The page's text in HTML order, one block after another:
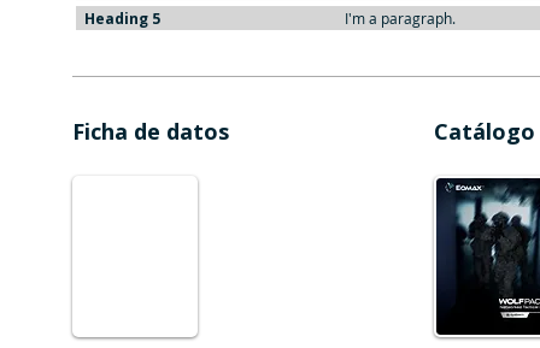
Heading 5 I'm a paragraph.
Ficha de datos Catálogo